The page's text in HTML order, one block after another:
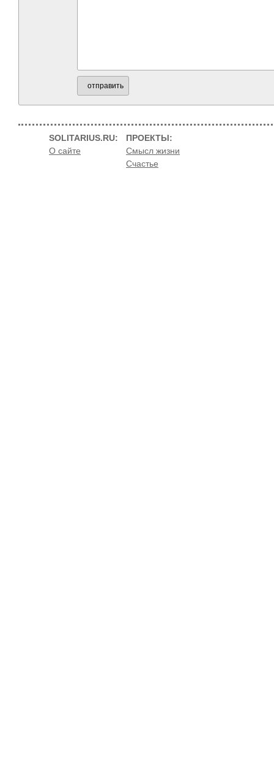
отправить
SOLITARIUS.RU:
О сайте
ПРОЕКТЫ:
Смысл жизни
Счастье